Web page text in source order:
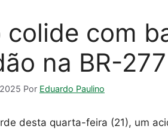
colide com
na BR-
Por Eduardo Paulino
desta quarta-feira (21), um